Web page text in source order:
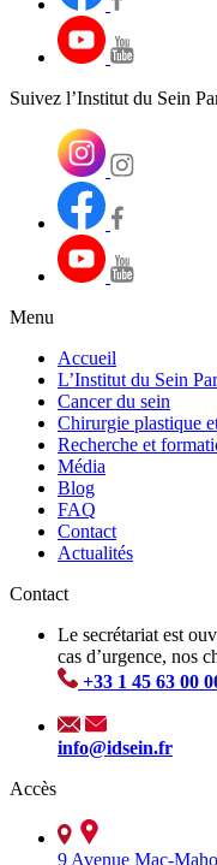
Suivez l’Institut du Sein
Menu
Accueil
L’Institut du Sein
Cancer du sein
Chirurgie plastique
Recherche et
Média
Blog
FAQ
Contact
Actualités
Contact
Le secrétariat est
cas d’urgence, nos
+33 1 45 63 00
info@idsein.fr
Accès
9 Avenue Mac-